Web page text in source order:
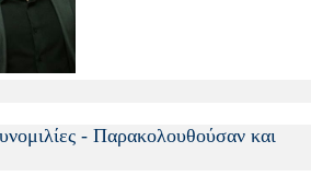
- Παρακολουθούσαν και